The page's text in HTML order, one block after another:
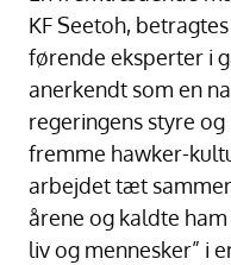
KF Seetoh,
førende eksperter i
anerkendt som en
regeringens styre
fremme hawker-
arbejdet tæt
årene og kaldte ham
liv og mennesker” i